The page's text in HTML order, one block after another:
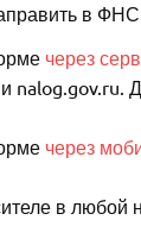
в
через
nalog.gov.ru.
через
в любой